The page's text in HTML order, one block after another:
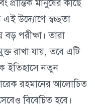
প্রান্তিক মানুষের কাছে
এই উদ্যোগে স্বচ্ছতা
পরীক্ষা। তারা
রাখা যায়, তবে এটি
ইতিহাসে নতুন
রহমানের আলোচিত
বিবেচিত হবে।